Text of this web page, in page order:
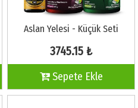
Aslan Yelesi - Küçük Seti
3745.15 ₺
Sepete Ekle